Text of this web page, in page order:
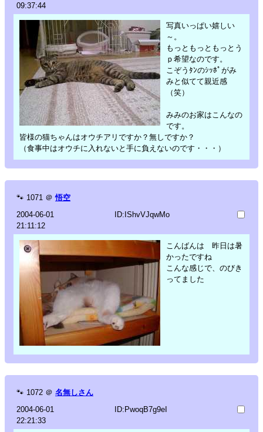
09:37:44
写真いっぱい嬉しい
～。
もっともっともっとう
ｐ希望なのです。
こぞうﾀﾝのｼｯﾎﾟがみ
みと似てて親近感
（笑）
みみのお家はこんなの
です。
皆様の猫ちゃんはオウチアリですか？無しですか？
（食事中はオウチに入れないと手に負えないのです・・・）
🐾 1071 ＠ 悟空
2004-06-01
21:11:12
ID:IShvVJqwMo
こんばんは 昨日は暑
かったですね
こんな感じで、のびき
ってました
🐾 1072 ＠ 名無しさん
2004-06-01
22:21:33
ID:PwoqB7g9eI